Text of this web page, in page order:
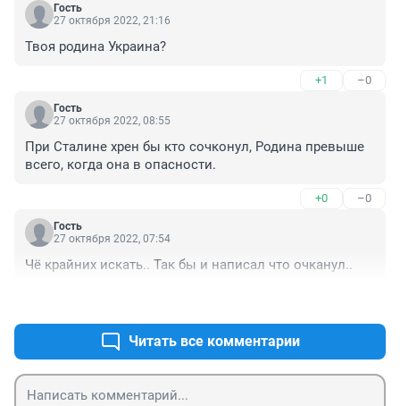
Гость
27 октября 2022, 21:16
Твоя родина Украина?
+1 –0
Гость
27 октября 2022, 08:55
При Сталине хрен бы кто сочконул, Родина превыше
всего, когда она в опасности.
+0 –0
Гость
27 октября 2022, 07:54
Чё крайних искать.. Так бы и написал что очканул..
Читать все комментарии